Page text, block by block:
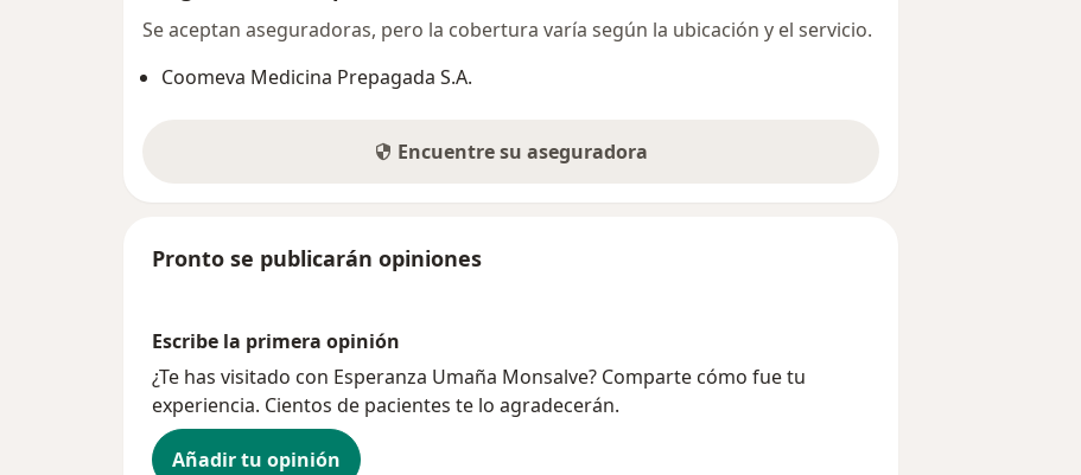
Se aceptan aseguradoras, pero la cobertura varía según la ubicación y el servicio.
Coomeva Medicina Prepagada S.A.
Encuentre su aseguradora
Pronto se publicarán opiniones
Escribe la primera opinión
¿Te has visitado con Esperanza Umaña Monsalve? Comparte cómo fue tu
experiencia. Cientos de pacientes te lo agradecerán.
Añadir tu opinión